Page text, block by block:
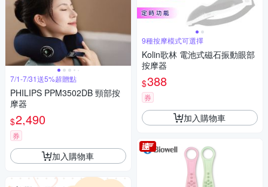
7/1-7/31送5%超贈點
PHILIPS PPM3502DB 頸部按
摩器
$2,490
券
加入購物車
9種按摩模式可選擇
Kolin歌林 電池式磁石振動眼部
按摩器
$388
券
加入購物車